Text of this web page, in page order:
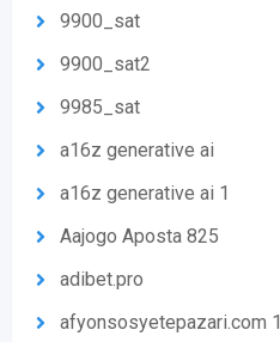
9900_sat
9900_sat2
9985_sat
a16z generative ai
a16z generative ai 1
Aajogo Aposta 825
adibet.pro
afyonsosyetepazari.com 1